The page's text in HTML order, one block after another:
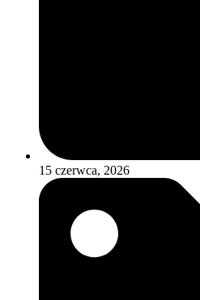
15 czerwca, 2026